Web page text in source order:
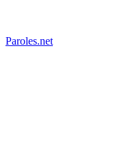
Paroles.net